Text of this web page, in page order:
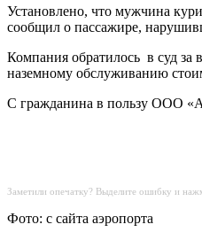
Установлено, что мужчина
сообщил о пассажире,
Компания обратилось в суд за
наземному обслуживанию
С гражданина в пользу ООО
Заметили опечатку? Выделите ошибку и
Фото: с сайта аэропорта